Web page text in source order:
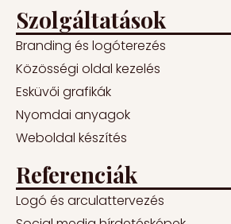
Szolgáltatások
Branding és logóterezés
Közösségi oldal kezelés
Esküvői grafikák
Nyomdai anyagok
Weboldal készítés
Referenciák
Logó és arculattervezés